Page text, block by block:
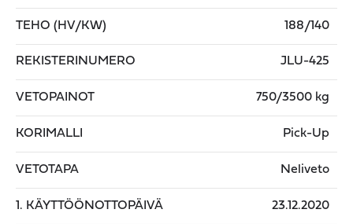
TEHO (HV/KW) 188/140
REKISTERINUMERO JLU-425
VETOPAINOT 750/3500 kg
KORIMALLI Pick-Up
VETOTAPA Neliveto
1. KÄYTTÖÖNOTTOPÄIVÄ 23.12.2020